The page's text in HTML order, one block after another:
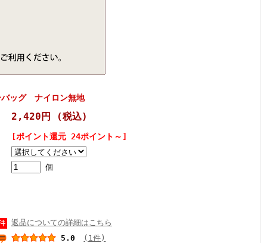
ッグ ナイロン無地
2,420円 (税込)
[ポイント還元 24ポイント～]
個
返品についての詳細はこちら
5.0
(1件)